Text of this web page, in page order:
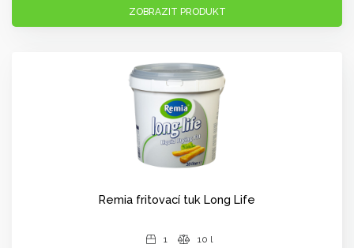
ZOBRAZIT PRODUKT
Remia fritovací tuk Long Life
1 10 l